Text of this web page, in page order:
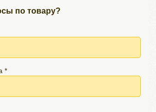
по товару?
*